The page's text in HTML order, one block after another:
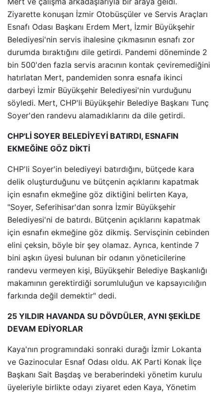
Ziyarette konuşan İzmir Otobüsçüler ve Servis Araçları
Esnafı Odası Başkanı Erdem Mert, İzmir Büyükşehir
Belediyesi'nin servis ihalesine çıkmasının esnafı zor
durumda bıraktığını dile getirdi. Pandemi döneminde 2
bin 500'den fazla servis aracının kontak çeviremediğini
hatırlatan Mert, pandemiden sonra esnafa ikinci
darbeyi İzmir Büyükşehir Belediyesi'nin vurduğunu
söyledi. Mert, CHP'li Büyükşehir Belediye Başkanı Tunç
Soyer'den randevu alamadıklarını da dile getirdi.
CHP'Lİ SOYER BELEDİYEYİ BATIRDI, ESNAFIN
EKMEĞİNE GÖZ DİKTİ
CHP'li Soyer'in belediyeyi batırdığını, bütçede kara
delik oluşturduğunu ve bütçenin açıklarını kapatmak
için esnafın ekmeğine göz diktiğini belirten Kaya,
"Soyer, Seferihisar'dan sonra İzmir Büyükşehir
Belediyesi'ni de batırdı. Bütçenin açıklarını kapatmak
için esnafın ekmeğine göz dikmiş. Servisçinin cebinden
elini çeksin, böyle bir şey olamaz. Ayrıca, kentinde 7
bini aşkın üyesi bulunan bir odanın yöneticilerine
randevu vermeyen kişi, Büyükşehir Belediye Başkanlığı
makamının gerektirdiği sorumluluğun ve kapsayıcılığın
farkında değil demektir" dedi.
25 YILDIR HAVANDA SU DÖVDÜLER, AYNI ŞEKİLDE
DEVAM EDİYORLAR
Kaya'nın programındaki sonraki durağı İzmir Lokanta
ve Gazinocular Esnaf Odası oldu. AK Parti Konak İlçe
Başkanı Sait Başdaş ve beraberindeki yönetim kurulu
üyeleriyle birlikte odayı ziyaret eden Kaya, Yönetim